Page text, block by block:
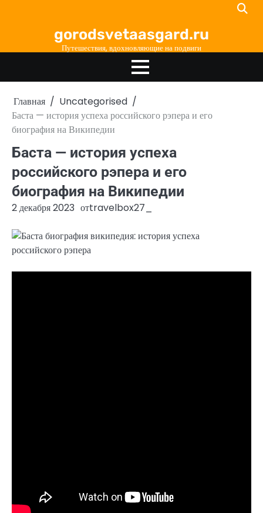
gorodsvetaasgard.ru
Путешествия, вдохновляющие на подвиги
Главная
Uncategorised
Баста — история успеха российского рэпера и его
биография на Википедии
Баста — история успеха
российского рэпера и его
биография на Википедии
2 декабря 2023 отtravelbox27_